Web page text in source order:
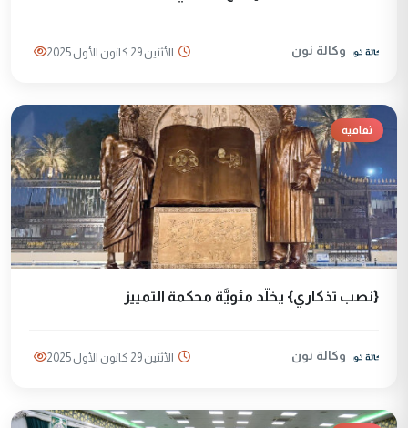
وكالة نون الأثنين 29 كانون الأول 2025
ثقافية
{نصب تذكاري} يخلّد مئويَّة محكمة التمييز
وكالة نون الأثنين 29 كانون الأول 2025